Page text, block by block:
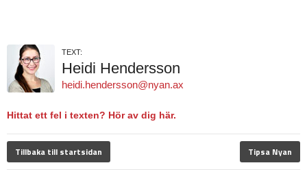
TEXT:
Heidi Hendersson
heidi.hendersson@nyan.ax
Hittat ett fel i texten? Hör av dig här.
Tillbaka till startsidan Tipsa Nyan